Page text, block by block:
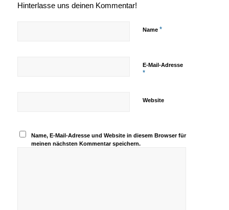
Hinterlasse uns deinen Kommentar!
Name *
E-Mail-Adresse
*
Website
Name, E-Mail-Adresse und Website in diesem Browser für
meinen nächsten Kommentar speichern.